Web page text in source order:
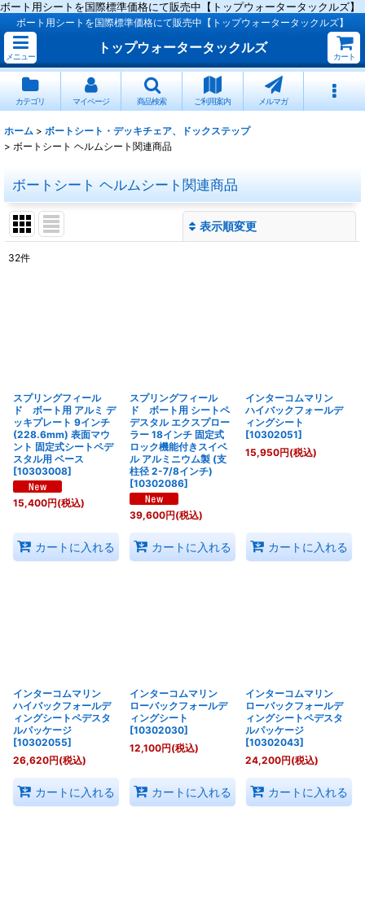
ボート用シートを国際標準価格にて販売中【トップウォータータックルズ】
ボート用シートを国際標準価格にて販売中【トップウォータータックルズ】
メニュー
トップウォータータックルズ
カート
カテゴリ マイページ 商品検索 ご利用案内 メルマガ
ホーム > ボートシート・デッキチェア、ドックステップ
> ボートシート ヘルムシート関連商品
ボートシート ヘルムシート関連商品
表示順変更
32件
スプリングフィール
ド ボート用 アルミ デ
ッキプレート 9インチ
(228.6mm) 表面マウ
ント 固定式シートペデ
スタル用 ベース
[10303008]
15,400円(税込)
カートに入れる
スプリングフィール
ド ボート用 シートペ
デスタル エクスプロー
ラー 18インチ 固定式
ロック機能付きスイベ
ル アルミニウム製 (支
柱径 2-7/8インチ)
[10302086]
39,600円(税込)
カートに入れる
インターコムマリン
ハイバックフォールデ
ィングシート
[10302051]
15,950円(税込)
カートに入れる
インターコムマリン
ハイバックフォールデ
ィングシートペデスタ
ルパッケージ
[10302055]
26,620円(税込)
カートに入れる
インターコムマリン
ローバックフォールデ
ィングシート
[10302030]
12,100円(税込)
カートに入れる
インターコムマリン
ローバックフォールデ
ィングシートペデスタ
ルパッケージ
[10302043]
24,200円(税込)
カートに入れる